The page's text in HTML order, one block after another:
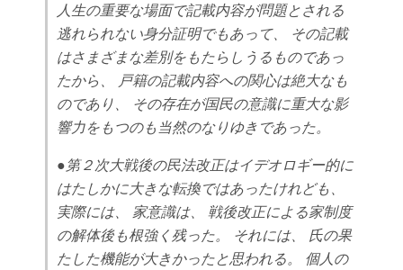
人生の重要な場面で記載内容が問題とされる
逃れられない身分証明でもあって、 その記載
はさまざまな差別をもたらしうるものであっ
たから、 戸籍の記載内容への関心は絶大なも
のであり、 その存在が国民の意識に重大な影
響力をもつのも当然のなりゆきであった。
●第２次大戦後の民法改正はイデオロギー的に
はたしかに大きな転換ではあったけれども、
実際には、 家意識は、 戦後改正による家制度
の解体後も根強く残った。 それには、 氏の果
たした機能が大きかったと思われる。 個人の